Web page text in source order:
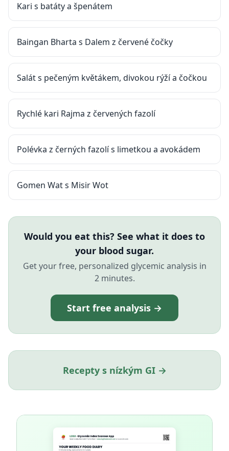
Kari s batáty a špenátem
Baingan Bharta s Dalem z červené čočky
Salát s pečeným květákem, divokou rýží a čočkou
Rychlé kari Rajma z červených fazolí
Polévka z černých fazolí s limetkou a avokádem
Gomen Wat s Misir Wot
Would you eat this? See what it does to
your blood sugar.
Get your free, personalized glycemic analysis in
2 minutes.
Start free analysis →
Recepty s nízkým GI →